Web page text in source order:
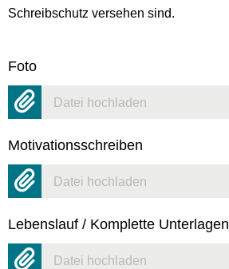
Schreibschutz versehen sind.
Foto
Datei hochladen
Motivationsschreiben
Datei hochladen
Lebenslauf / Komplette Unterlagen
Datei hochladen